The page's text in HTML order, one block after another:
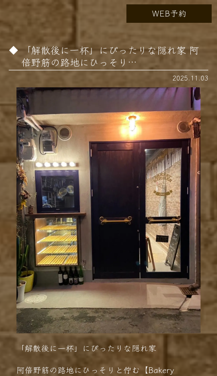
WEB予約
「解散後に一杯」にぴったりな隠れ家 阿
倍野筋の路地にひっそり…
2025.11.03
「解散後に一杯」にぴったりな隠れ家
阿倍野筋の路地にひっそりと佇む【Bakery